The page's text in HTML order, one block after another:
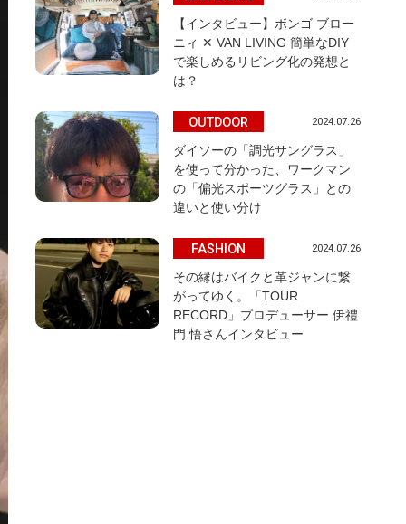
【インタビュー】ボンゴ ブロー
ニィ ✕ VAN LIVING 簡単なDIY
で楽しめるリビング化の発想と
は？
OUTDOOR 2024.07.26
ダイソーの「調光サングラス」
を使って分かった、ワークマン
の「偏光スポーツグラス」との
違いと使い分け
FASHION 2024.07.26
その縁はバイクと革ジャンに繋
がってゆく。「TOUR
RECORD」プロデューサー 伊禮
門 悟さんインタビュー